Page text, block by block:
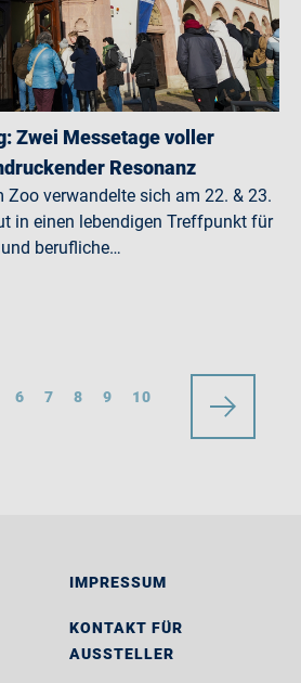
Zwei Messetage voller
Resonanz
Zoo verwandelte sich am 22. & 23.
in einen lebendigen Treffpunkt für
berufliche…
6 7 8 9 10
IMPRESSUM
KONTAKT FÜR
AUSSTELLER